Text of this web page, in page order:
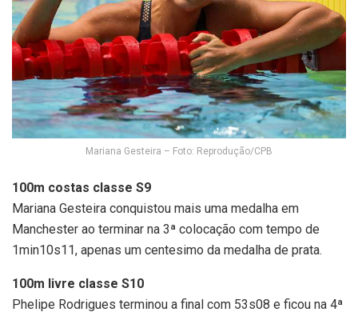
Mariana Gesteira – Foto: Reprodução/CPB
100m costas classe S9
Mariana Gesteira conquistou mais uma medalha em
Manchester ao terminar na 3ª colocação com tempo de
1min10s11, apenas um centesimo da medalha de prata.
100m livre classe S10
Phelipe Rodrigues terminou a final com 53s08 e ficou na 4ª